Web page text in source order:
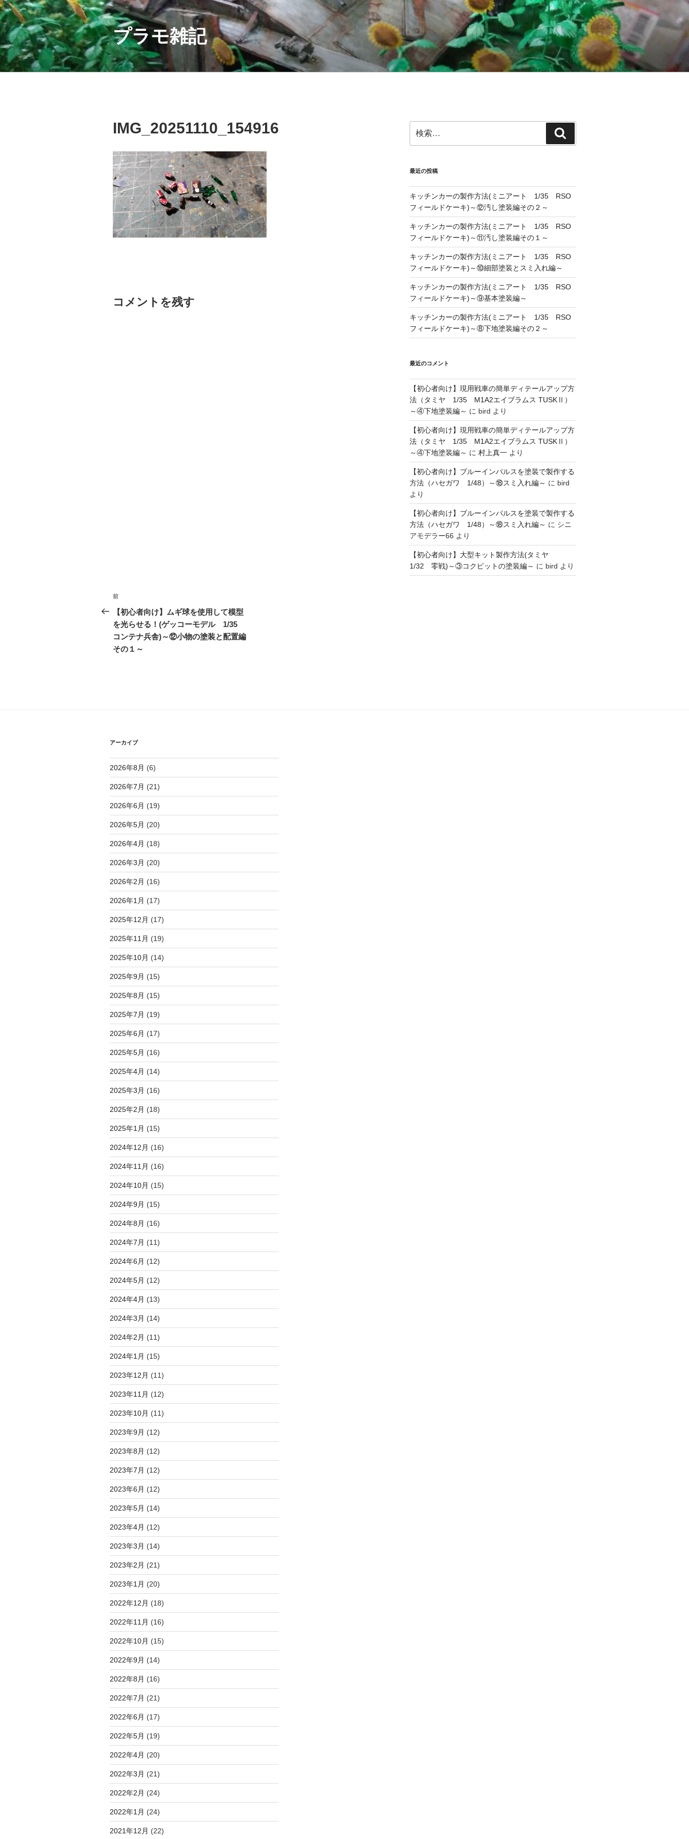
コ
ン
テ
ン
ツ
へ
プラモ雑記
IMG_20251110_154916
コメントを残す
投
稿
ナ
ビ
ン
前
の
投
稿
前
【初心者向け】ムギ球を使用して模型
を光らせる！(ゲッコーモデル 1/35
コンテナ兵舎)～⑫小物の塗装と配置編
その１～
索:
索
最近の投稿
キッチンカーの製作方法(ミニアート 1/35 RSO
フィールドケーキ)～⑫汚し塗装編その２～
キッチンカーの製作方法(ミニアート 1/35 RSO
フィールドケーキ)～⑪汚し塗装編その１～
キッチンカーの製作方法(ミニアート 1/35 RSO
フィールドケーキ)～⑩細部塗装とスミ入れ編～
キッチンカーの製作方法(ミニアート 1/35 RSO
フィールドケーキ)～⑨基本塗装編～
キッチンカーの製作方法(ミニアート 1/35 RSO
フィールドケーキ)～⑧下地塗装編その２～
最近のコメント
【初心者向け】現用戦車の簡単ディテールアップ方
法（タミヤ 1/35 M1A2エイブラムス TUSKⅡ）
～④下地塗装編～ に bird より
【初心者向け】現用戦車の簡単ディテールアップ方
法（タミヤ 1/35 M1A2エイブラムス TUSKⅡ）
～④下地塗装編～ に 村上真一より
【初心者向け】ブルーインパルスを塗装で製作する
方法（ハセガワ 1/48）～⑱スミ入れ編～ に bird
より
【初心者向け】ブルーインパルスを塗装で製作する
方法（ハセガワ 1/48）～⑱スミ入れ編～ に シニ
アモデラー66 より
【初心者向け】大型キット製作方法(タミヤ
1/32 零戦)～③コクピットの塗装編～ に bird より
アーカイブ
2026年8月 (6)
2026年7月 (21)
2026年6月 (19)
2026年5月 (20)
2026年4月 (18)
2026年3月 (20)
2026年2月 (16)
2026年1月 (17)
2025年12月 (17)
2025年11月 (19)
2025年10月 (14)
2025年9月 (15)
2025年8月 (15)
2025年7月 (19)
2025年6月 (17)
2025年5月 (16)
2025年4月 (14)
2025年3月 (16)
2025年2月 (18)
2025年1月 (15)
2024年12月 (16)
2024年11月 (16)
2024年10月 (15)
2024年9月 (15)
2024年8月 (16)
2024年7月 (11)
2024年6月 (12)
2024年5月 (12)
2024年4月 (13)
2024年3月 (14)
2024年2月 (11)
2024年1月 (15)
2023年12月 (11)
2023年11月 (12)
2023年10月 (11)
2023年9月 (12)
2023年8月 (12)
2023年7月 (12)
2023年6月 (12)
2023年5月 (14)
2023年4月 (12)
2023年3月 (14)
2023年2月 (21)
2023年1月 (20)
2022年12月 (18)
2022年11月 (16)
2022年10月 (15)
2022年9月 (14)
2022年8月 (16)
2022年7月 (21)
2022年6月 (17)
2022年5月 (19)
2022年4月 (20)
2022年3月 (21)
2022年2月 (24)
2022年1月 (24)
2021年12月 (22)